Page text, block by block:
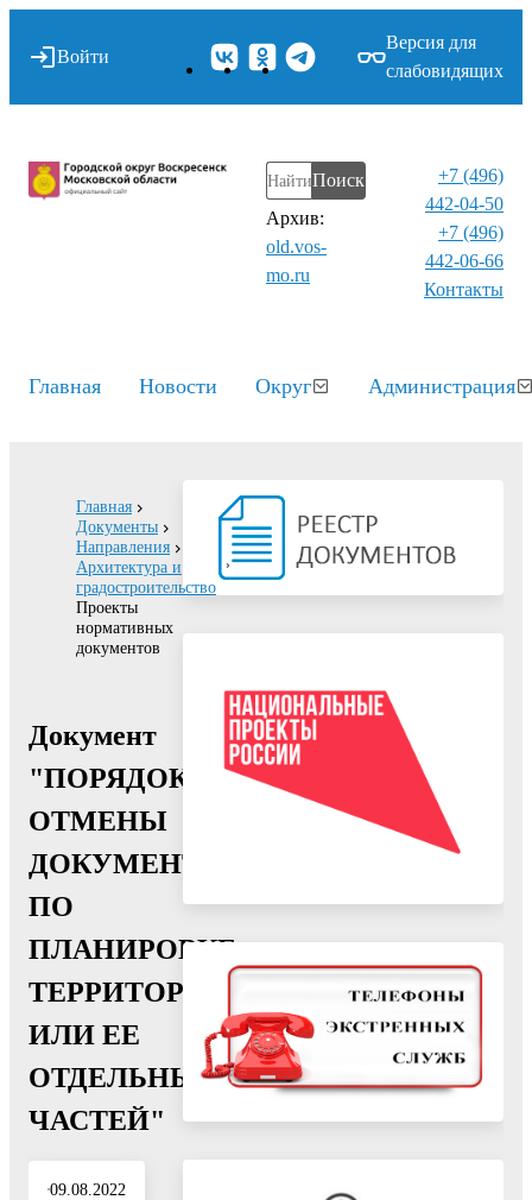
Войти
Версия для
слабовидящих
Поиск
Архив:
old.vos-
mo.ru
+7 (496)
442-04-50
+7 (496)
442-06-66
Контакты⁠
Главная Новости Округ Администрация
Главная
Документы
Направления
Архитектура и
градостроительство
Проекты
нормативных
документов
Документ
"ПОРЯДОК
ОТМЕНЫ
ДОКУМЕНТАЦИИ
ПО
ПЛАНИРОВКЕ
ТЕРРИТОРИИ
ИЛИ ЕЕ
ОТДЕЛЬНЫХ
ЧАСТЕЙ"
09.08.2022